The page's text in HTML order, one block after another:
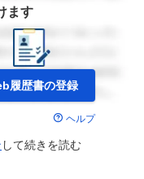
ます
履歴書の登録
ヘルプ
して続きを読む